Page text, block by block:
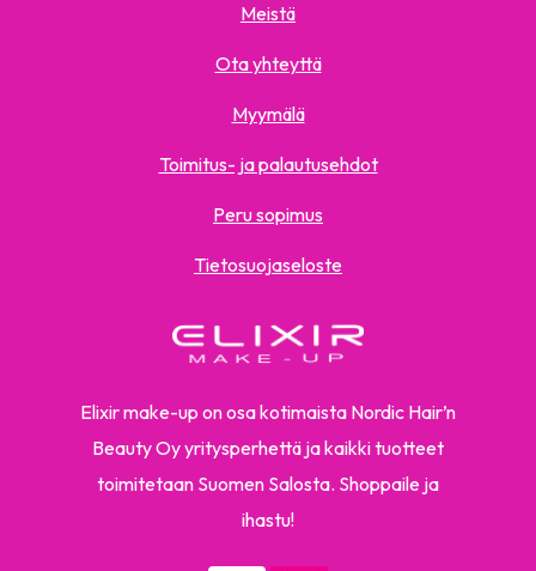
Elixir make-up on osa kotimaista Nordic Hair’n
Beauty Oy yritysperhettä ja kaikki tuotteet
toimitetaan Suomen Salosta. Shoppaile ja
ihastu!
Meistä
Ota yhteyttä
Myymälä
Toimitus- ja palautusehdot
Peru sopimus
Tietosuojaseloste